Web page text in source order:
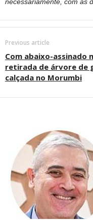
Previous article
Com abaixo-assinado
retirada de árvore de
calçada no Morumbi